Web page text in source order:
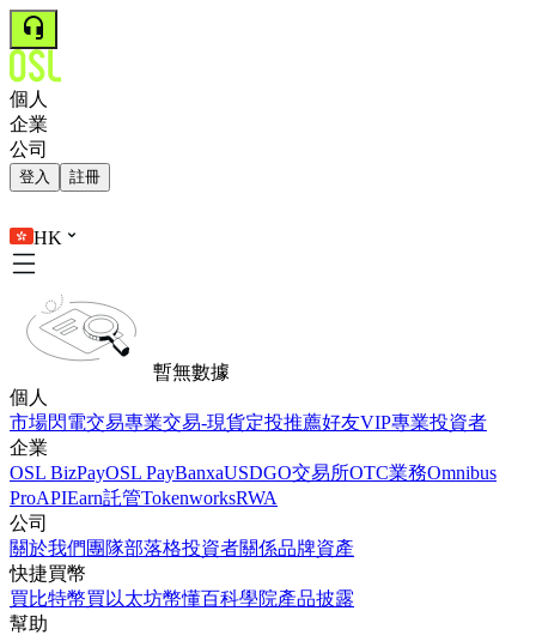
個人
企業
公司
登入 註冊
HK
暫無數據
個人
市場閃電交易專業交易-現貨定投推薦好友VIP專業投資者
企業
OSL BizPayOSL PayBanxaUSDGO交易所OTC業務Omnibus
ProAPIEarn託管TokenworksRWA
公司
關於我們 團隊部落格投資者關係品牌資產
快捷買幣
買比特幣買以太坊幣懂百科學院產品披露
幫助